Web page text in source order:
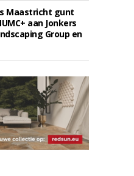
Maastricht gunt
aan Jonkers
Group en